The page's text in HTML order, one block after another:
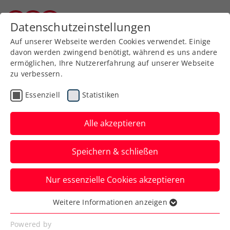
Zurück zur Newsübersicht
Turniere
ATP-Challenger Teneriffa:
Erstes Saisonfinale –
Ofner setzt starke Form
fort
Das ÖTV-Ass gewinnt auf der größten der
Kanarischen Inseln auch im Halbfinale
souverän.
Datenschutzeinstellungen
Auf unserer Webseite werden Cookies verwendet. Einige
davon werden zwingend benötigt, während es uns andere
ermöglichen, Ihre Nutzererfahrung auf unserer Webseite
zu verbessern.
Essenziell Statistiken
Alle akzeptieren
Speichern & schließen
Nur essenzielle Cookies akzeptieren
Essenziell
Essenzielle Cookies werden für grundlegende
Weitere Informationen anzeigen
Powered by